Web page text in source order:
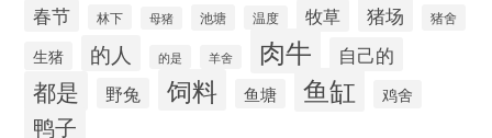
春节
林下 母猪 池塘 温度 牧草 猪场 猪舍
生猪 的人 的是 羊舍 肉牛 自己的
都是 野兔 饲料 鱼塘 鱼缸 鸡舍
鸭子